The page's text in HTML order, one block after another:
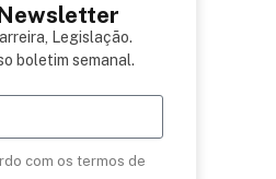
Legislação.
boletim semanal.
com os termos de